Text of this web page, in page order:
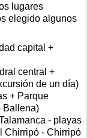
lugares
elegido algunos
capital +
central +
de un día)
+ Parque
Ballena)
- playas
Chirripó - Chirripó